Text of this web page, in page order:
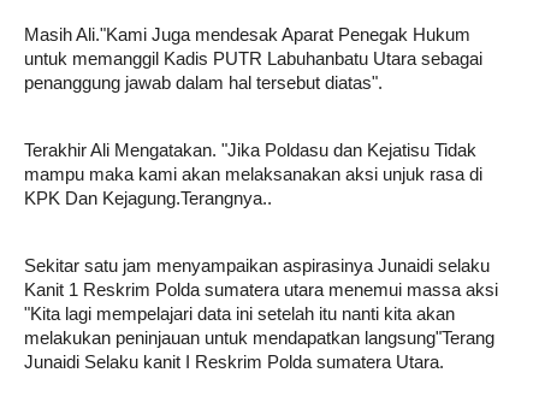
Masih Ali."Kami Juga mendesak Aparat Penegak Hukum
untuk memanggil Kadis PUTR Labuhanbatu Utara sebagai
penanggung jawab dalam hal tersebut diatas".
Terakhir Ali Mengatakan. "Jika Poldasu dan Kejatisu Tidak
mampu maka kami akan melaksanakan aksi unjuk rasa di
KPK Dan Kejagung.Terangnya..
Sekitar satu jam menyampaikan aspirasinya Junaidi selaku
Kanit 1 Reskrim Polda sumatera utara menemui massa aksi
"Kita lagi mempelajari data ini setelah itu nanti kita akan
melakukan peninjauan untuk mendapatkan langsung"Terang
Junaidi Selaku kanit I Reskrim Polda sumatera Utara.